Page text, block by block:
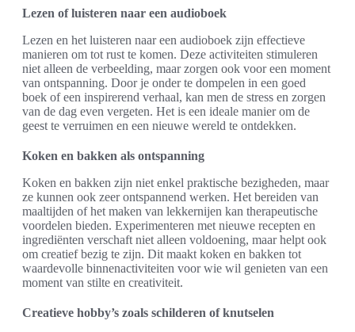
Lezen of luisteren naar een audioboek
Lezen en het luisteren naar een audioboek zijn effectieve
manieren om tot rust te komen. Deze activiteiten stimuleren
niet alleen de verbeelding, maar zorgen ook voor een moment
van ontspanning. Door je onder te dompelen in een goed
boek of een inspirerend verhaal, kan men de stress en zorgen
van de dag even vergeten. Het is een ideale manier om de
geest te verruimen en een nieuwe wereld te ontdekken.
Koken en bakken als ontspanning
Koken en bakken zijn niet enkel praktische bezigheden, maar
ze kunnen ook zeer ontspannend werken. Het bereiden van
maaltijden of het maken van lekkernijen kan therapeutische
voordelen bieden. Experimenteren met nieuwe recepten en
ingrediënten verschaft niet alleen voldoening, maar helpt ook
om creatief bezig te zijn. Dit maakt koken en bakken tot
waardevolle binnenactiviteiten voor wie wil genieten van een
moment van stilte en creativiteit.
Creatieve hobby’s zoals schilderen of knutselen